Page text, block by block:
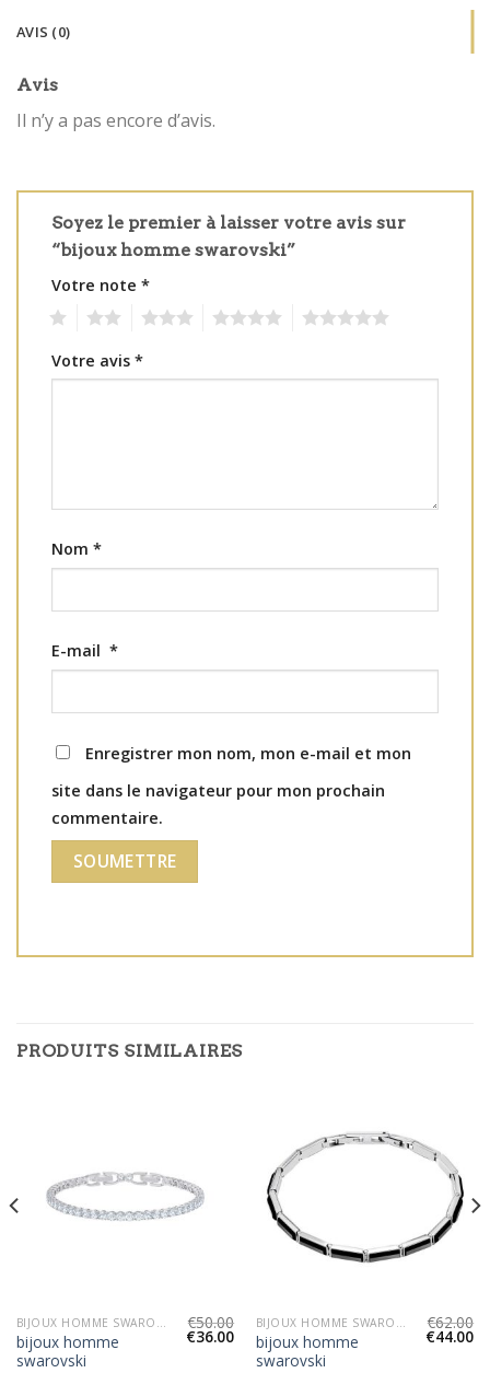
AVIS (0)
Avis
Il n’y a pas encore d’avis.
Soyez le premier à laisser votre avis sur
“bijoux homme swarovski”
Votre note *
Votre avis *
Nom *
E-mail *
Enregistrer mon nom, mon e-mail et mon
site dans le navigateur pour mon prochain
commentaire.
PRODUITS SIMILAIRES
BIJOUX HOMME SWAROVSKI
bijoux homme
swarovski
€50.00
€36.00
BIJOUX HOMME SWAROVSKI
bijoux homme
swarovski
€62.00
€44.00